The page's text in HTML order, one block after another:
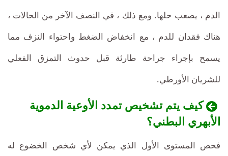
الدم ، يصعب حلها. ومع ذلك ، في النصف الآخر من الحالات ،
هناك فقدان للدم ، مع انخفاض الضغط واحتواء النزف مما
يسمح بإجراء جراحة طارئة قبل حدوث التمزق الفعلي
للشريان الأورطي.
كيف يتم تشخيص تمدد الأوعية الدموية
الأبهري البطني؟
فحص المستوى الأول الذي يمكن لأي شخص الخضوع له